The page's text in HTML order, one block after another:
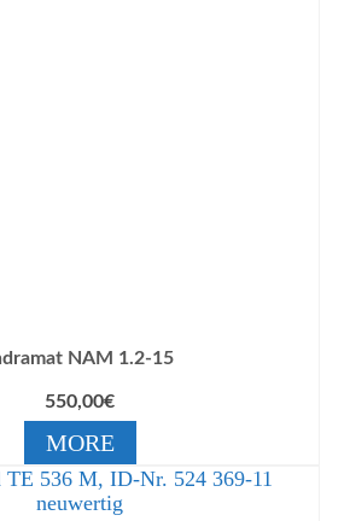
NAM 1.2-15
550,00€
MORE